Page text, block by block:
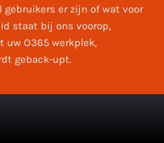
gebruikers er zijn of wat voor
staat bij ons voorop,
uw O365 werkplek,
geback-upt.